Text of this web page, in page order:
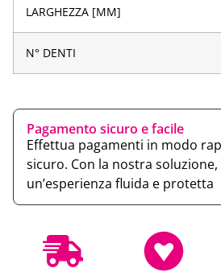
LARGHEZZA [MM]
N° DENTI
Pagamento sicuro e facile
Effettua pagamenti in modo
sicuro. Con la nostra
un’esperienza fluida e protetta